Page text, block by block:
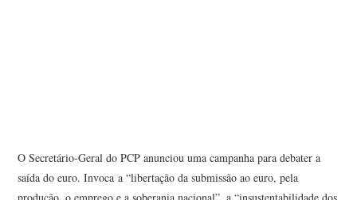
O Secretário-Geral do PCP anunciou uma campanha para debater a
saída do euro. Invoca a “libertação da submissão ao euro, pela